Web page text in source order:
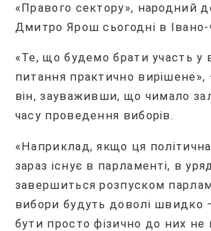
«Правого сектору», народний
Дмитро Ярош сьогодні в Івано-
«Те, що будемо брати участь у
питання практично вирішене»,
він, зауваживши, що чимало
часу проведення виборів.
«Наприклад, якщо ця
зараз існує в парламенті, в
завершиться розпуском
вибори будуть доволі
бути просто фізично до них не